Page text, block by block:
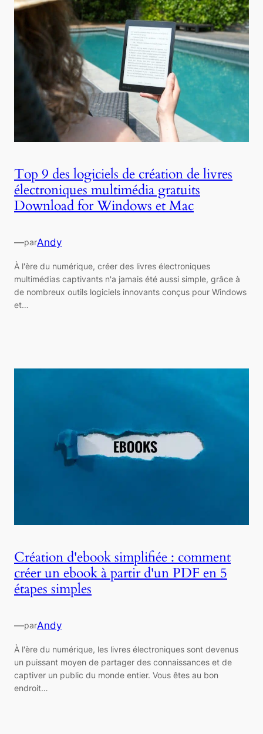
Top 9 des logiciels de création de livres
électroniques multimédia gratuits
Download for Windows et Mac
—parAndy
À l'ère du numérique, créer des livres électroniques
multimédias captivants n'a jamais été aussi simple, grâce à
de nombreux outils logiciels innovants conçus pour Windows
et…
Création d'ebook simplifiée : comment
créer un ebook à partir d'un PDF en 5
étapes simples
—parAndy
À l'ère du numérique, les livres électroniques sont devenus
un puissant moyen de partager des connaissances et de
captiver un public du monde entier. Vous êtes au bon
endroit…